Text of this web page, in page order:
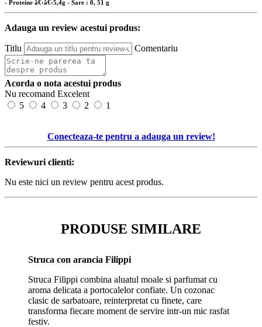
- Proteine â€‹â€‹5,4g - Sare : 0, 51 g
Adauga un review acestui produs:
Titlu Comentariu
Acorda o nota acestui produs
Nu recomand Excelent
5
4 3 2 1
Conecteaza-te pentru a adauga un review!
Reviewuri clienti:
Nu este nici un review pentru acest produs.
PRODUSE SIMILARE
Struca con arancia Filippi
Struca Filippi combina aluatul moale si parfumat cu
aroma delicata a portocalelor confiate. Un cozonac
clasic de sarbatoare, reinterpretat cu finete, care
transforma fiecare moment de servire intr-un mic rasfat
festiv.